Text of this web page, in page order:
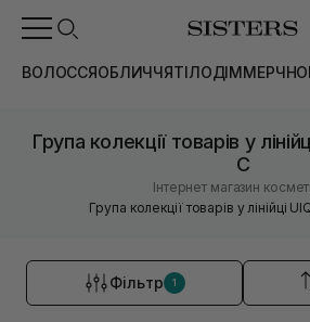
ВОЛОССЯОБЛИЧЧЯТІЛОДІММЕРЧ
Група колекції товарів у
C
Інтернет магазин
Група колекції товарів у лінійці
Фільтр 1